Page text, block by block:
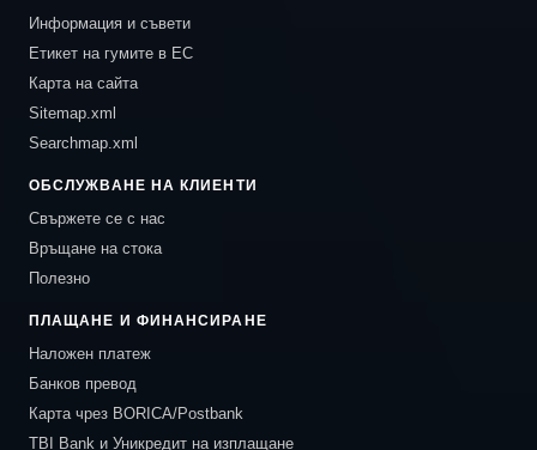
Информация и съвети
Етикет на гумите в ЕС
Карта на сайта
Sitemap.xml
Searchmap.xml
ОБСЛУЖВАНЕ НА КЛИЕНТИ
Свържете се с нас
Връщане на стока
Полезно
ПЛАЩАНЕ И ФИНАНСИРАНЕ
Наложен платеж
Банков превод
Карта чрез BORICA/Postbank
TBI Bank и Уникредит на изплащане